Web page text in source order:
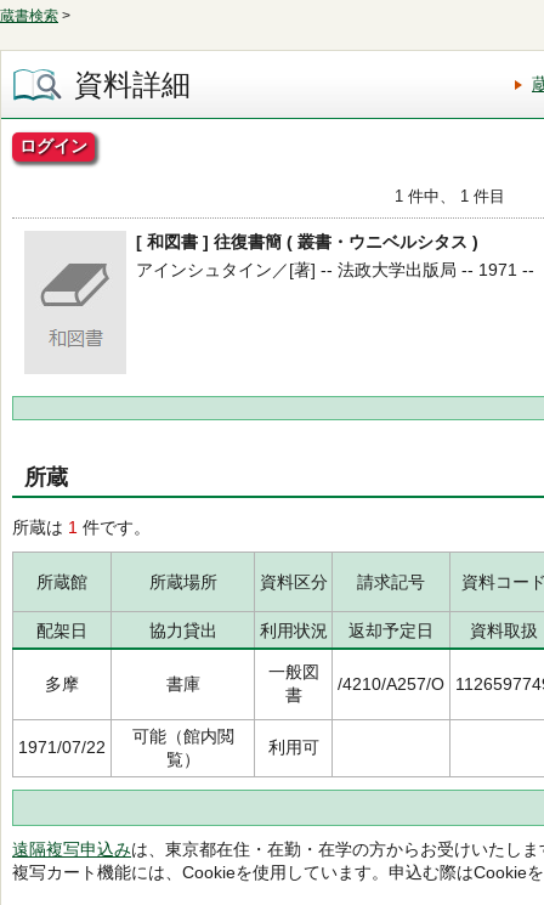
蔵書検索 >
資料詳細
ログイン
1 件中、 1 件目
[ 和図書 ] 往復書簡 ( 叢書・ウニベルシタス )
アインシュタイン／[著] -- 法政大学出版局 -- 1971 --
所蔵
所蔵は 1 件です。
所蔵館 所蔵場所 資料区分 請求記号 資料コー
配架日 協力貸出 利用状況 返却予定日 資料取扱
多摩 書庫
一般図
書
/4210/A257/O
1971/07/22
可能（館内閲
覧）
利用可
遠隔複写申込みは、東京都在住・在勤・在学の方からお受けいたしま
複写カート機能には、Cookieを使用しています。申込む際はCookie